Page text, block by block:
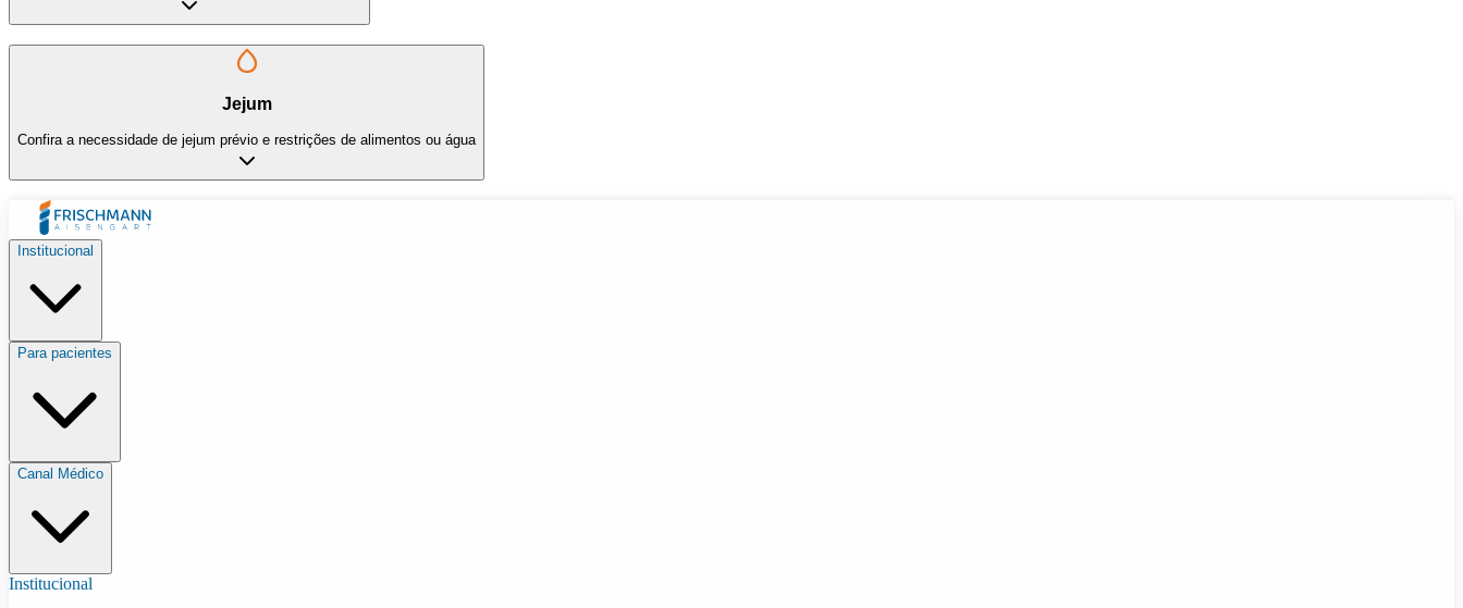
Jejum
Confira a necessidade de jejum prévio e restrições de alimentos ou água
Institucional
Para pacientes
Canal Médico
Institucional